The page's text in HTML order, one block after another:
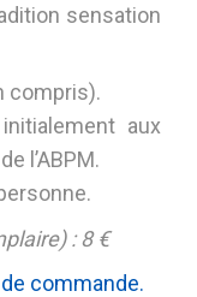
sensation
compris).
aux
l’ABPM.
: 8 €
commande.